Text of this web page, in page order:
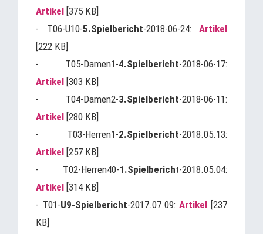
Artikel [375 KB]
- T06-U10-5.Spielbericht-2018-06-24: Artikel
[222 KB]
- T05-Damen1-4.Spielbericht-2018-06-17:
Artikel [303 KB]
- T04-Damen2-3.Spielbericht-2018-06-11:
Artikel [280 KB]
- T03-Herren1-2.Spielbericht-2018.05.13:
Artikel [257 KB]
- T02-Herren40-1.Spielbericht-2018.05.04:
Artikel [314 KB]
- T01-U9-Spielbericht-2017.07.09: Artikel [237
KB]